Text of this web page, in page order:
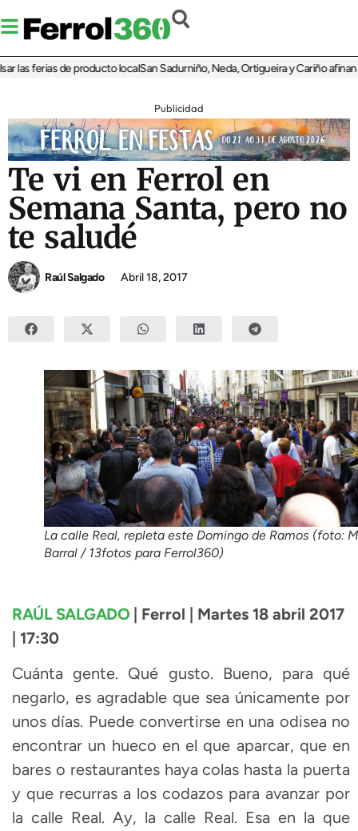
ferias de producto localSan Sadurniño, Neda, Ortigueira y Cariño afinan
Publicidad
Te vi en Ferrol en
Semana Santa, pero no
te saludé
Raúl Salgado Abril 18, 2017
La calle Real, repleta este Domingo de Ramos (foto:
Barral / 13fotos para Ferrol360)
RAÚL SALGADO | Ferrol | Martes 18 abril 2017
| 17:30
Cuánta gente. Qué gusto. Bueno, para qué
negarlo, es agradable que sea únicamente por
unos días. Puede convertirse en una odisea no
encontrar un hueco en el que aparcar, que en
bares o restaurantes haya colas hasta la puerta
y que recurras a los codazos para avanzar por
la calle Real. Ay, la calle Real. Esa en la que